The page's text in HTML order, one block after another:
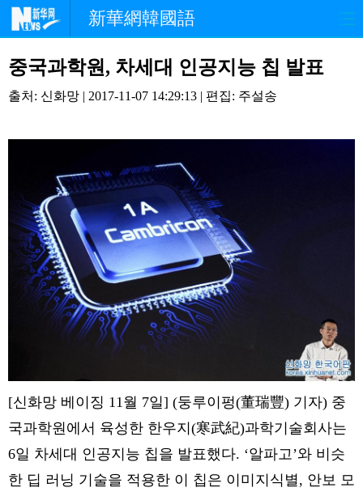
新華網韓國語
홈페이지 최신뉴스 정치
경제 사회
중한교류 핫 TV 문화
연예 관광
생생 중국어
중국과학원, 차세대 인공지능 칩 발표
출처: 신화망 | 2017-11-07 14:29:13 | 편집: 주설송
[신화망 베이징 11월 7일] (둥루이펑(董瑞豐) 기자) 중
국과학원에서 육성한 한우지(寒武紀)과학기술회사는
6일 차세대 인공지능 칩을 발표했다. ‘알파고’와 비슷
한 딥 러닝 기술을 적용한 이 칩은 이미지식별, 안보 모